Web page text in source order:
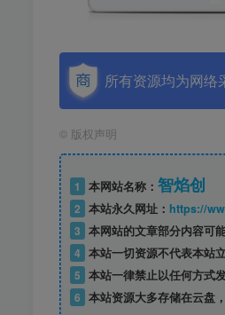
所有资源均为网络
© 版权声明
1 本网站名称： 智焰创
2 本站永久网址： https://
3 本网站的文章部分内容可
4 本站一切资源不代表本站
5 本站一律禁止以任何方式
6 本站资源大多存储在云盘